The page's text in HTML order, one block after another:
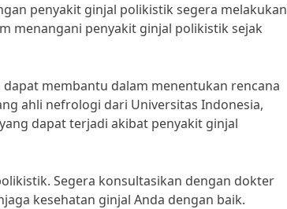
penyakit ginjal polikistik segera melakukan
menangani penyakit ginjal polikistik sejak
membantu dalam menentukan rencana
ahli nefrologi dari Universitas Indonesia,
dapat terjadi akibat penyakit ginjal
Segera konsultasikan dengan dokter
kesehatan ginjal Anda dengan baik.